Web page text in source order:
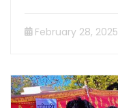
February 28, 2025